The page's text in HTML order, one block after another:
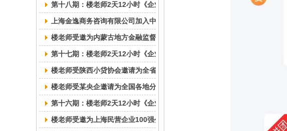
第十八期：楼老师2天12小时《企业应收账款催收与风险防控训练营》线下培
上海金逸商务咨询有限公司加入中国中小企业协会
楼老师受邀为内蒙古地方金融监督管理局提供“当前形势下应对不同债务人的
第十七期：楼老师2天12小时《企业应收账款催收与风险防控训练营》线下培
楼老师受陕西小贷协会邀请为全省小贷公司做“当前形势下应对不同债务人
楼老师受某央企邀请为全国各地分公司老总做“应收账款催收”培训圆满完成
第十六期：楼老师2天12小时《企业应收账款催收与风险防控训练营》线下培
楼老师受邀为上海民营企业100强公司做“应收账款催收技巧培训”圆满完成